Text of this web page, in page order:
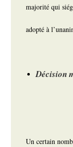
majorité qui
adopté à
Décision
Un certain